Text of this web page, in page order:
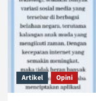
Artikel Opini